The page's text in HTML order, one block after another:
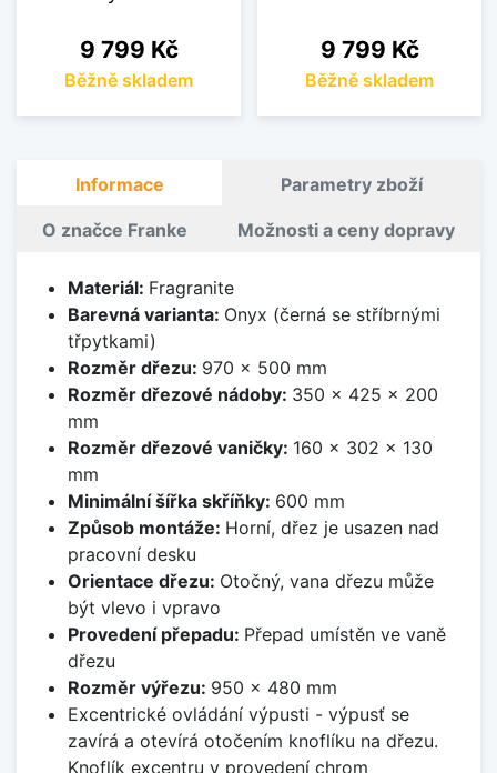
Cena
9 799 Kč
Běžně skladem
Cena
9 799 Kč
Běžně skladem
Informace Parametry zboží
O značce Franke Možnosti a ceny dopravy
Materiál: Fragranite
Barevná varianta: Onyx (černá se stříbrnými
třpytkami)
Rozměr dřezu: 970 x 500 mm
Rozměr dřezové nádoby: 350 x 425 x 200
mm
Rozměr dřezové vaničky: 160 x 302 x 130
mm
Minimální šířka skříňky: 600 mm
Způsob montáže: Horní, dřez je usazen nad
pracovní desku
Orientace dřezu: Otočný, vana dřezu může
být vlevo i vpravo
Provedení přepadu: Přepad umístěn ve vaně
dřezu
Rozměr výřezu: 950 x 480 mm
Excentrické ovládání výpusti - výpusť se
zavírá a otevírá otočením knoflíku na dřezu.
Knoflík excentru v provedení chrom